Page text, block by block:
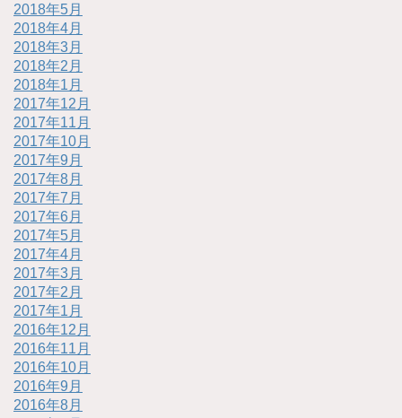
2018年5月
2018年4月
2018年3月
2018年2月
2018年1月
2017年12月
2017年11月
2017年10月
2017年9月
2017年8月
2017年7月
2017年6月
2017年5月
2017年4月
2017年3月
2017年2月
2017年1月
2016年12月
2016年11月
2016年10月
2016年9月
2016年8月